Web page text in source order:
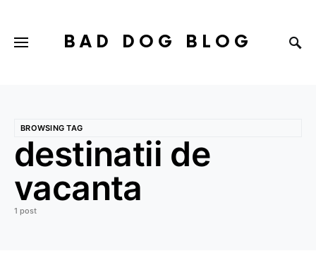
BAD DOG BLOG
BROWSING TAG
destinatii de
vacanta
1 post